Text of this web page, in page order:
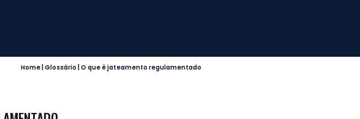
Home| Glossário O que é jateamento regulamentado